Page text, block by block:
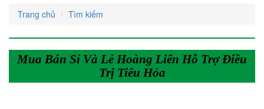
Trang chủ Tìm kiếm
Mua Bán Sỉ Và Lẻ Hoàng Liên Hỗ Trợ Điều
Trị Tiêu Hóa